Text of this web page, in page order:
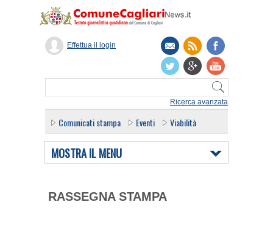
Ricerca avanzata
Effettua il login
Comunicati stampa Eventi Viabilità
MOSTRA IL MENU
RASSEGNA STAMPA